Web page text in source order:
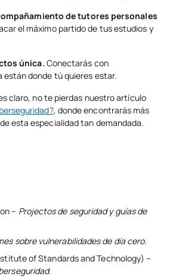
de tutores personales
el máximo partido de tus estudios y
única. Conectarás con
están donde tú quieres estar.
claro, no te pierdas nuestro artículo
, donde encontrarás más
esta especialidad tan demandada.
– Projectos de seguridad y guías de
sobre vulnerabilidades de día cero.
of Standards and Technology) –